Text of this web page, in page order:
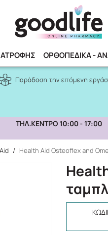
ΟΡΘΟΠΕΔΙΚΑ -
Αναζήτηση
Παράδοση την επόμενη
ΤΗΛ.ΚΕΝΤΡΟ 10:00 - 17:00
/ Health Aid Osteoflex and